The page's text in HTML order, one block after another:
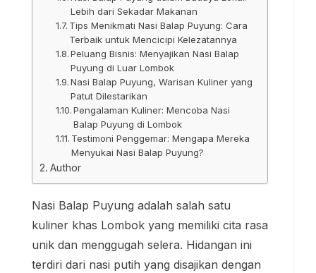
Lebih dari Sekadar Makanan
Tips Menikmati Nasi Balap Puyung: Cara
Terbaik untuk Mencicipi Kelezatannya
Peluang Bisnis: Menyajikan Nasi Balap
Puyung di Luar Lombok
Nasi Balap Puyung, Warisan Kuliner yang
Patut Dilestarikan
Pengalaman Kuliner: Mencoba Nasi
Balap Puyung di Lombok
Testimoni Penggemar: Mengapa Mereka
Menyukai Nasi Balap Puyung?
Author
Nasi Balap Puyung adalah salah satu
kuliner khas Lombok yang memiliki cita rasa
unik dan menggugah selera. Hidangan ini
terdiri dari nasi putih yang disajikan dengan